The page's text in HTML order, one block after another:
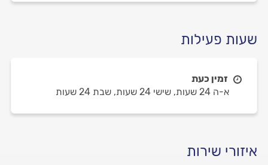
שעות פעילות
זמין כעת
א-ה 24 שעות,
שישי 24 שעות, שבת 24 שעות
איזורי שירות